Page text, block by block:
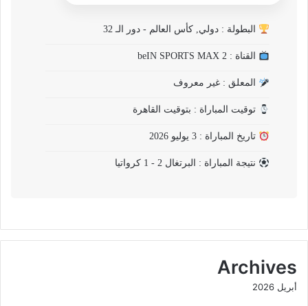
البطولة : دولي, كأس العالم - دور الـ 32
القناة : beIN SPORTS MAX 2
المعلق : غير معروف
توقيت المباراة : بتوقيت القاهرة
تاريخ المباراة : 3 يوليو 2026
نتيجة المباراة : البرتغال 2 - 1 كرواتيا
Archives
أبريل 2026